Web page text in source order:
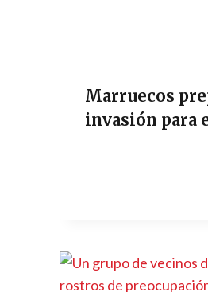
Marruecos
invasión para